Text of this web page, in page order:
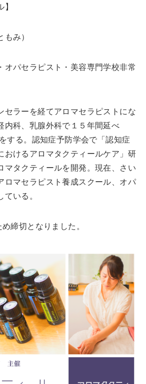
み）
オパセラピスト・美容専門学校非常
セラーを経てアロマセラピストにな
内科、乳腺外科で１５年間延べ
する。認知症予防学会で「認知症
おけるアロマタクティールケア」研
マタクティールを開発。現在、さい
ロマセラピスト養成スクール、オパ
いる。
締切となりました。